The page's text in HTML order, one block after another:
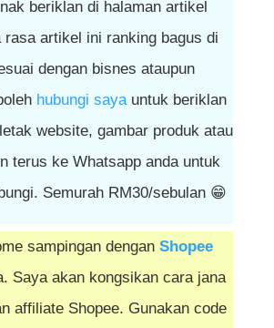
beriklan di halaman artikel
rasa artikel ini ranking bagus di
dengan bisnes ataupun
hubungi sayauntuk beriklan
website, gambar produk atau
terus ke Whatsapp anda untuk
Semurah RM30/sebulan 😁
sampingan dengan Shopee
Saya akan kongsikan cara jana
affiliate Shopee. Gunakan code